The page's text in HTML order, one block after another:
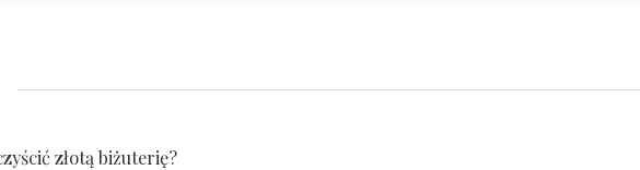
złotą biżuterię?